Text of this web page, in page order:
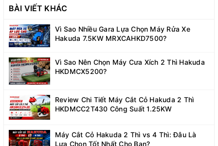
BÀI VIẾT KHÁC
Vì Sao Nhiều Gara Lựa Chọn Máy Rửa Xe
Hakuda 7.5KW MRXCAHKD7500?
Vì Sao Nên Chọn Máy Cưa Xích 2 Thì Hakuda
HKDMCX5200?
Review Chi Tiết Máy Cắt Cỏ Hakuda 2 Thì
HKDMCC2T430 Công Suất 1.25KW
Máy Cắt Cỏ Hakuda 2 Thì vs 4 Thì: Đâu Là
Lựa Chọn Tốt Nhất Cho Bạn?